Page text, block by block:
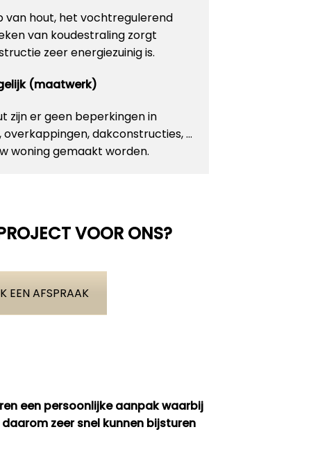
van hout, het vochtregulerend
van koudestraling zorgt
zeer energiezuinig is.
(maatwerk)
zijn er geen beperkingen in
overkappingen, dakconstructies, …
woning gemaakt worden.
VOOR ONS?
EEN AFSPRAAK
een persoonlijke aanpak waarbij
zeer snel kunnen bijsturen